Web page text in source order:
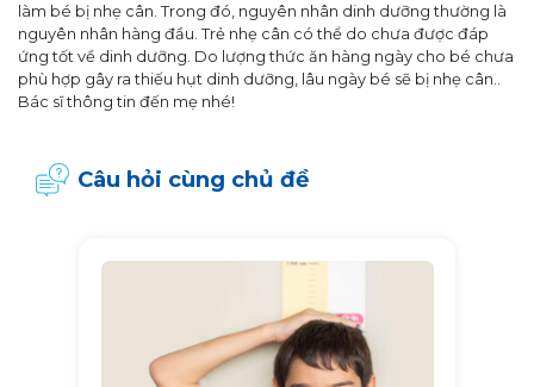
làm bé bị nhẹ cân. Trong đó, nguyên nhân dinh dưỡng thường là
nguyên nhân hàng đầu. Trẻ nhẹ cân có thể do chưa được đáp
ứng tốt về dinh dưỡng. Do lượng thức ăn hàng ngày cho bé chưa
phù hợp gây ra thiếu hụt dinh dưỡng, lâu ngày bé sẽ bị nhẹ cân..
Bác sĩ thông tin đến mẹ nhé!
Câu hỏi cùng chủ đề